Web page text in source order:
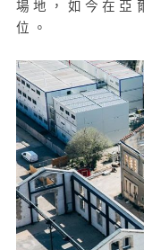
場地，如今在亞
位。